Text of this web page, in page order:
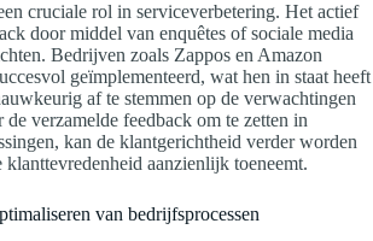
cruciale rol in serviceverbetering. Het actief
door middel van enquêtes of sociale media
Bedrijven zoals Zappos en Amazon
geïmplementeerd, wat hen in staat heeft
af te stemmen op de verwachtingen
verzamelde feedback om te zetten in
kan de klantgerichtheid verder worden
aanzienlijk toeneemt.
van bedrijfsprocessen